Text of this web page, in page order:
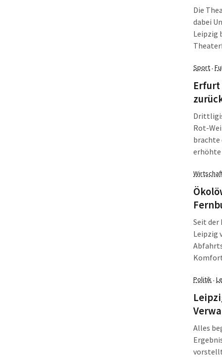
Die
dabei
Leipzig
Sport·
Erfurt
Rot-
brachte
erhöhte
Seit der
Leipzig
nicht
Politik·
Alles